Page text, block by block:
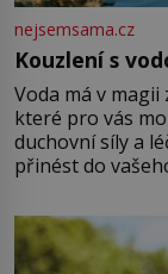
nejsemsama.cz
Kouzlení s
Voda má v
které pro vás
duchovní síly a
přinést do
můžete obohatit
větší harmonii a